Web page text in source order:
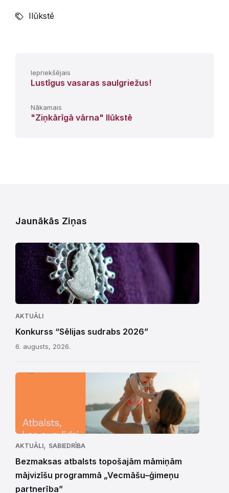
Ilūkstē
Iepriekšējais
Lustīgus vasaras saulgriežus!
Nākamais
"Ziņkārīgā vārna" Ilūkstē
Jaunākās Ziņas
AKTUĀLI
Konkurss “Sēlijas sudrabs 2026”
6. augusts, 2026.
AKTUĀLI, SABIEDRĪBA
Bezmaksas atbalsts topošajām māmiņām
mājvizīšu programmā „Vecmāšu–ģimeņu
partnerība”